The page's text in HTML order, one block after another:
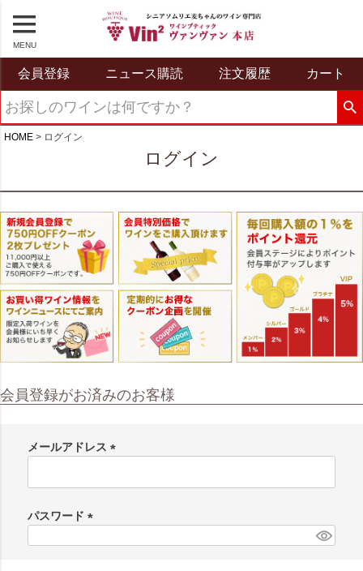
MENU
会員登録 ニュース購読 注文履歴 カート
HOME ログイン
ログイン
会員登録がお済みのお客様
メールアドレス
必
パスワード